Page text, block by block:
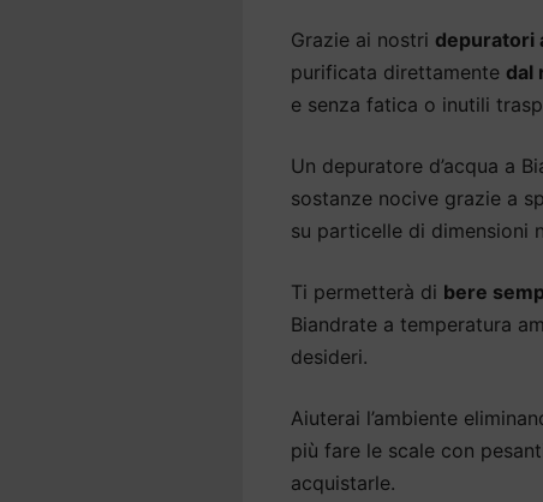
Grazie ai nostri depuratori
purificata direttamente dal
e senza fatica o inutili
Un depuratore d’acqua a
sostanze nocive grazie a
su particelle di dimensioni
Ti permetterà di bere
Biandrate a temperatura
desideri.
Aiuterai l’ambiente
più fare le scale con
acquistarle.